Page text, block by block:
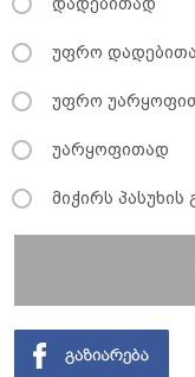
უფრო
უფრო
უარყოფითად
მიჭირს პასუხის